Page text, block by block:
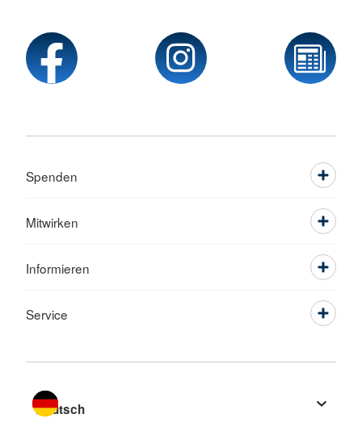
Spenden
Mitwirken
Informieren
Service
Sprache wechseln zu